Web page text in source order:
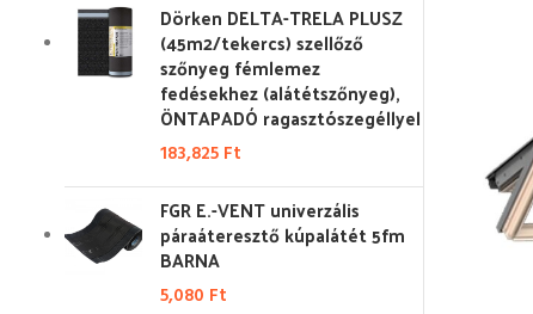
Dörken DELTA-TRELA PLUSZ
(45m2/tekercs) szellőző
szőnyeg fémlemez
fedésekhez (alátétszőnyeg),
ÖNTAPADÓ ragasztószegéllyel
183,825 Ft
FGR E.-VENT univerzális
páraáteresztő kúpalátét 5fm
BARNA
5,080 Ft